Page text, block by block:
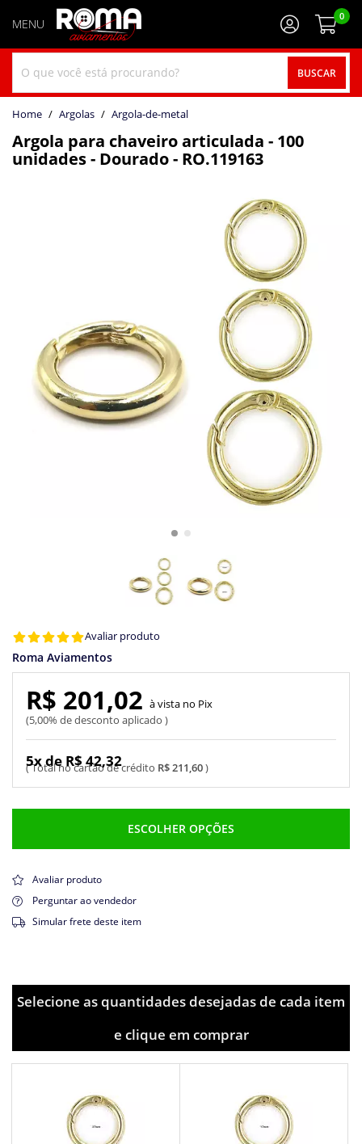
BUSCAR
0
home Argolas argola-de-metal
Argola para chaveiro articulada - 100
unidades - Dourado - RO.119163
Avaliar produto
Roma Aviamentos
R$ 211,60
5x de R$ 42,32
R$ 201,02
5,00% de desconto aplicado
Pix
ESCOLHER OPÇÕES
Avaliar produto
Perguntar ao vendedor
Simular frete deste item
Selecione as quantidades desejadas de cada item
e clique em comprar